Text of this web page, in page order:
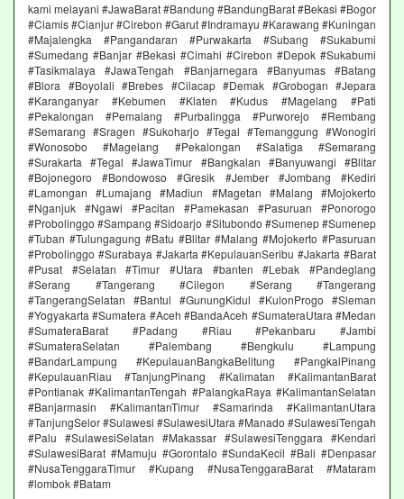
kami melayani #JawaBarat #Bandung #BandungBarat #Bekasi #Bogor
#Ciamis #Cianjur #Cirebon #Garut #Indramayu #Karawang #Kuningan
#Majalengka #Pangandaran #Purwakarta #Subang #Sukabumi
#Sumedang #Banjar #Bekasi #Cimahi #Cirebon #Depok #Sukabumi
#Tasikmalaya #JawaTengah #Banjarnegara #Banyumas #Batang
#Blora #Boyolali #Brebes #Cilacap #Demak #Grobogan #Jepara
#Karanganyar #Kebumen #Klaten #Kudus #Magelang #Pati
#Pekalongan #Pemalang #Purbalingga #Purworejo #Rembang
#Semarang #Sragen #Sukoharjo #Tegal #Temanggung #Wonogiri
#Wonosobo #Magelang #Pekalongan #Salatiga #Semarang
#Surakarta #Tegal #JawaTimur #Bangkalan #Banyuwangi #Blitar
#Bojonegoro #Bondowoso #Gresik #Jember #Jombang #Kediri
#Lamongan #Lumajang #Madiun #Magetan #Malang #Mojokerto
#Nganjuk #Ngawi #Pacitan #Pamekasan #Pasuruan #Ponorogo
#Probolinggo #Sampang #Sidoarjo #Situbondo #Sumenep #Sumenep
#Tuban #Tulungagung #Batu #Blitar #Malang #Mojokerto #Pasuruan
#Probolinggo #Surabaya #Jakarta #KepulauanSeribu #Jakarta #Barat
#Pusat #Selatan #Timur #Utara #banten #Lebak #Pandeglang
#Serang #Tangerang #Cilegon #Serang #Tangerang
#TangerangSelatan #Bantul #GunungKidul #KulonProgo #Sleman
#Yogyakarta #Sumatera #Aceh #BandaAceh #SumateraUtara #Medan
#SumateraBarat #Padang #Riau #Pekanbaru #Jambi
#SumateraSelatan #Palembang #Bengkulu #Lampung
#BandarLampung #KepulauanBangkaBelitung #PangkalPinang
#KepulauanRiau #TanjungPinang #Kalimatan #KalimantanBarat
#Pontianak #KalimantanTengah #PalangkaRaya #KalimantanSelatan
#Banjarmasin #KalimantanTimur #Samarinda #KalimantanUtara
#TanjungSelor #Sulawesi #SulawesiUtara #Manado #SulawesiTengah
#Palu #SulawesiSelatan #Makassar #SulawesiTenggara #Kendari
#SulawesiBarat #Mamuju #Gorontalo #SundaKecil #Bali #Denpasar
#NusaTenggaraTimur #Kupang #NusaTenggaraBarat #Mataram
#lombok #Batam